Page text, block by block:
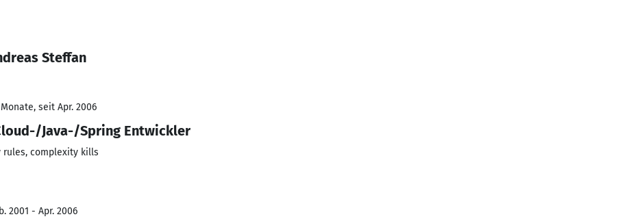
Steffan
seit Apr. 2006
Java-/Spring Entwickler
complexity kills
2001 - Apr. 2006